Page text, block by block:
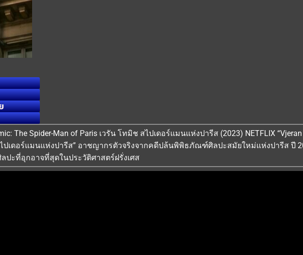
The Spider-Man of Paris เวรัน โทมิช สไปเดอร์แมนแห่งปารีส (2023) NETFLIX
ปเดอร์แมนแห่งปารีส” อาชญากรตัวจริงจากคดีปล้นพิพิธภัณฑ์ศิลปะสมัยใหม่แห่งปารีส ปี
ปะที่อุกอาจที่สุดในประวัติศาสตร์ฝรั่งเศส